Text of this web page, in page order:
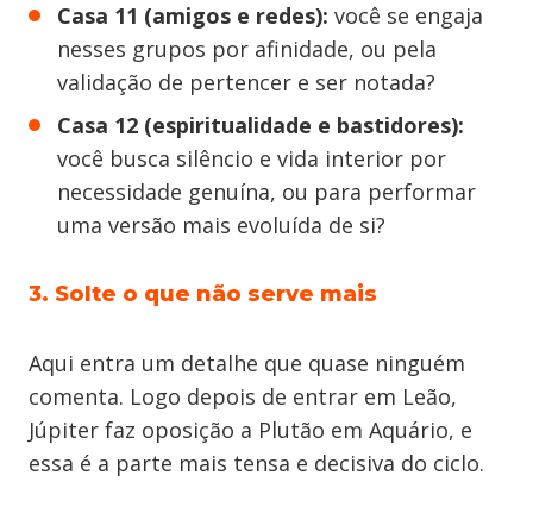
Casa 11 (amigos e redes): você se engaja
nesses grupos por afinidade, ou pela
validação de pertencer e ser notada?
Casa 12 (espiritualidade e bastidores):
você busca silêncio e vida interior por
necessidade genuína, ou para performar
uma versão mais evoluída de si?
3. Solte o que não serve mais
Aqui entra um detalhe que quase ninguém
comenta. Logo depois de entrar em Leão,
Júpiter faz oposição a Plutão em Aquário, e
essa é a parte mais tensa e decisiva do ciclo.